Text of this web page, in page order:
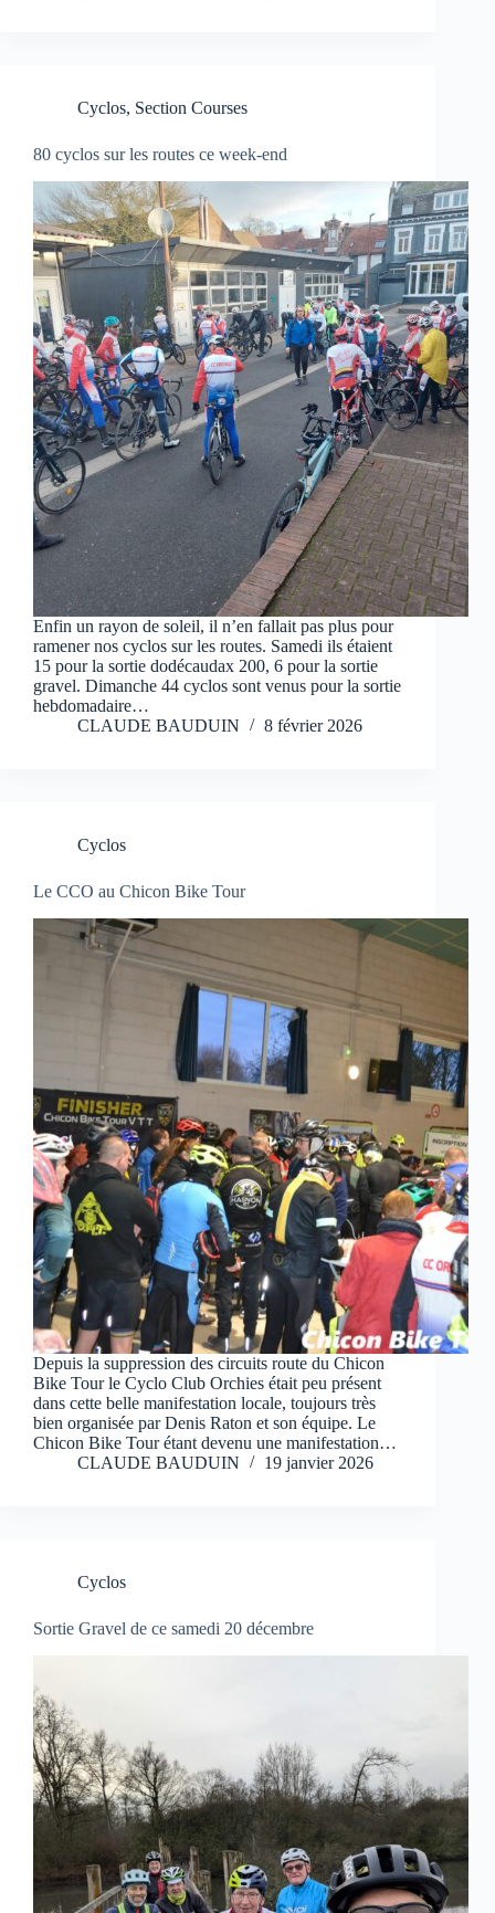
Cyclos, Section Courses
80 cyclos sur les routes ce week-end
Enfin un rayon de soleil, il n’en fallait pas plus pour
ramener nos cyclos sur les routes. Samedi ils étaient
15 pour la sortie dodécaudax 200, 6 pour la sortie
gravel. Dimanche 44 cyclos sont venus pour la sortie
hebdomadaire…
CLAUDE BAUDUIN
8 février 2026
Cyclos
Le CCO au Chicon Bike Tour
Depuis la suppression des circuits route du Chicon
Bike Tour le Cyclo Club Orchies était peu présent
dans cette belle manifestation locale, toujours très
bien organisée par Denis Raton et son équipe. Le
Chicon Bike Tour étant devenu une manifestation…
CLAUDE BAUDUIN
19 janvier 2026
Cyclos
Sortie Gravel de ce samedi 20 décembre